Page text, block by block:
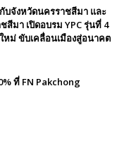
บจังหวัดนครราชสีมา และ
มา เปิดอบรม YPC รุ่นที่ 4
หม่ ขับเคลื่อนเมืองสู่อนาคต
ที่ FN Pakchong